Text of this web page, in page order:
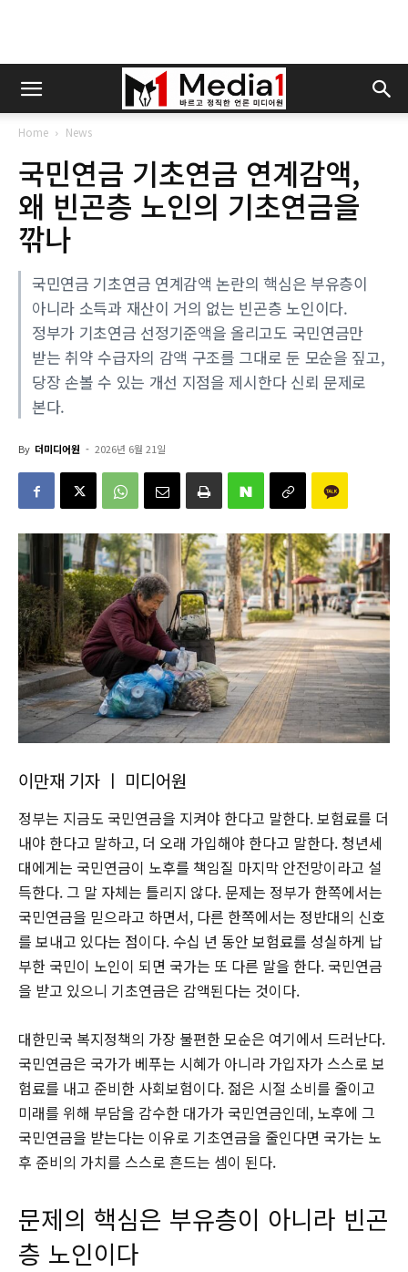
Home News
국민연금 기초연금 연계감액,
왜 빈곤층 노인의 기초연금을
깎나
국민연금 기초연금 연계감액 논란의 핵심은 부유층이
아니라 소득과 재산이 거의 없는 빈곤층 노인이다.
정부가 기초연금 선정기준액을 올리고도 국민연금만
받는 취약 수급자의 감액 구조를 그대로 둔 모순을 짚고,
당장 손볼 수 있는 개선 지점을 제시한다 신뢰 문제로
본다.
By 더미디어원 - 2026년 6월 21일
이만재 기자 ㅣ 미디어원
정부는 지금도 국민연금을 지켜야 한다고 말한다. 보험료를 더
내야 한다고 말하고, 더 오래 가입해야 한다고 말한다. 청년세
대에게는 국민연금이 노후를 책임질 마지막 안전망이라고 설
득한다. 그 말 자체는 틀리지 않다. 문제는 정부가 한쪽에서는
국민연금을 믿으라고 하면서, 다른 한쪽에서는 정반대의 신호
를 보내고 있다는 점이다. 수십 년 동안 보험료를 성실하게 납
부한 국민이 노인이 되면 국가는 또 다른 말을 한다. 국민연금
을 받고 있으니 기초연금은 감액된다는 것이다.
대한민국 복지정책의 가장 불편한 모순은 여기에서 드러난다.
국민연금은 국가가 베푸는 시혜가 아니라 가입자가 스스로 보
험료를 내고 준비한 사회보험이다. 젊은 시절 소비를 줄이고
미래를 위해 부담을 감수한 대가가 국민연금인데, 노후에 그
국민연금을 받는다는 이유로 기초연금을 줄인다면 국가는 노
후 준비의 가치를 스스로 흔드는 셈이 된다.
문제의 핵심은 부유층이 아니라 빈곤
층 노인이다